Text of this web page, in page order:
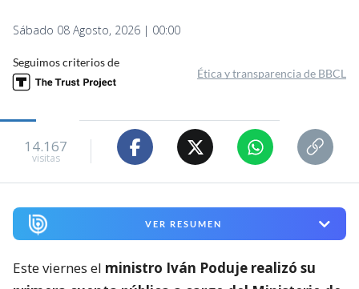
Sábado 08 Agosto, 2026 | 00:00
Seguimos criterios de
Ética y transparencia de BBCL
14.167
visitas
VER RESUMEN
Este viernes el ministro Iván Poduje realizó su